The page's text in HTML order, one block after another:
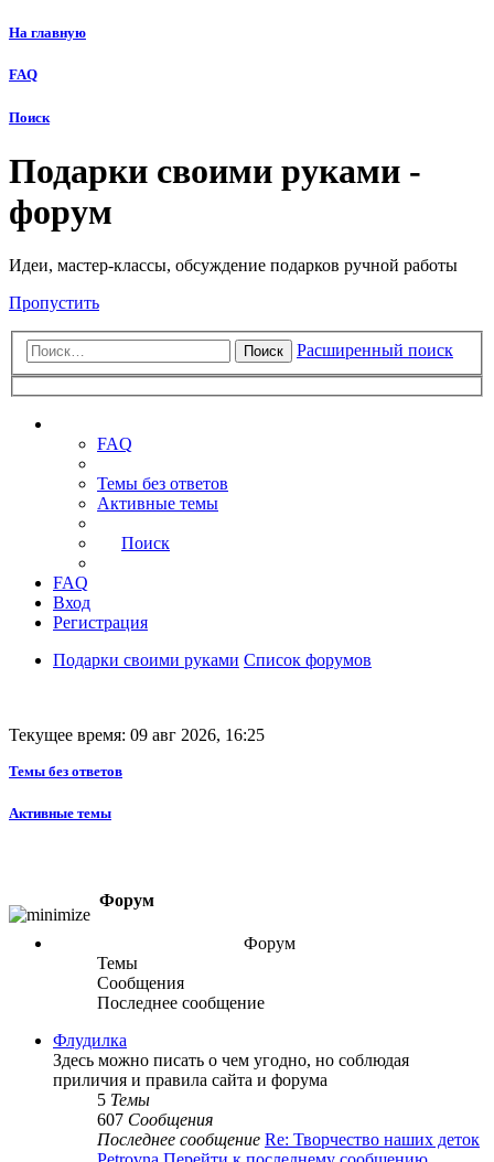
На главную
FAQ
Поиск
Подарки своими руками -
форум
Идеи, мастер-классы, обсуждение подарков ручной работы
Пропустить
Поиск Расширенный поиск
FAQ
Темы без ответов
Активные темы
Поиск
FAQ
Вход
Регистрация
Подарки своими руками Список форумов
Текущее время: 09 авг 2026, 16:25
Темы без ответов
Активные темы
Форум
Форум
Темы
Сообщения
Последнее сообщение
Флудилка
Здесь можно писать о чем угодно, но соблюдая
приличия и правила сайта и форума
5 Темы
607 Сообщения
Последнее сообщение Re: Творчество наших деток